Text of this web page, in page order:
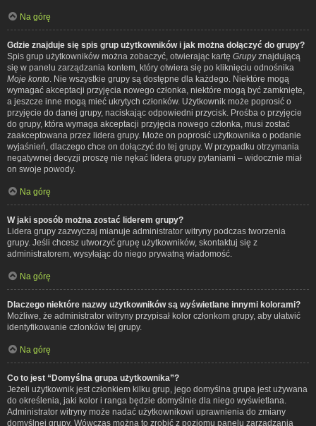
Na górę
Gdzie znajduje się spis grup użytkowników i jak można dołączyć do grupy?
Spis grup użytkowników można zobaczyć, otwierając kartę Grupyznajdującą
się w panelu zarządzania kontem, który otwiera się po kliknięciu odnośnika
Moje konto . Nie wszystkie grupy są dostępne dla każdego. Niektóre mogą
wymagać akceptacji przyjęcia nowego członka, niektóre mogą być zamknięte,
a jeszcze inne mogą mieć ukrytych członków. Użytkownik może poprosić o
przyjęcie do danej grupy, naciskając odpowiedni przycisk. Prośba o przyjęcie
do grupy, która wymaga akceptacji przyjęcia nowego członka, musi zostać
zaakceptowana przez lidera grupy. Może on poprosić użytkownika o podanie
wyjaśnień, dlaczego chce on dołączyć do tej grupy. W przypadku otrzymania
negatywnej decyzji proszę nie nękać lidera grupy pytaniami – widocznie miał
on swoje powody.
Na górę
W jaki sposób można zostać liderem grupy?
Lidera grupy zazwyczaj mianuje administrator witryny podczas tworzenia
grupy. Jeśli chcesz utworzyć grupę użytkowników, skontaktuj się z
administratorem, wysyłając do niego prywatną wiadomość.
Na górę
Dlaczego niektóre nazwy użytkowników są wyświetlane innymi kolorami?
Możliwe, że administrator witryny przypisał kolor członkom grupy, aby ułatwić
identyfikowanie członków tej grupy.
Na górę
Co to jest “Domyślna grupa użytkownika”?
Jeżeli użytkownik jest członkiem kilku grup, jego domyślna grupa jest używana
do określenia, jaki kolor i ranga będzie domyślnie dla niego wyświetlana.
Administrator witryny może nadać użytkownikowi uprawnienia do zmiany
domyślnej grupy. Wówczas można to zrobić z poziomu panelu zarządzania